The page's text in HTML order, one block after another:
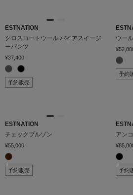
ESTNATION
グロスコートウール バイアスイージ
ーパンツ
¥37,400
予約販売
ウー
予約
ESTNATION
チェックブルゾン
¥55,000
予約販売
アン
予約